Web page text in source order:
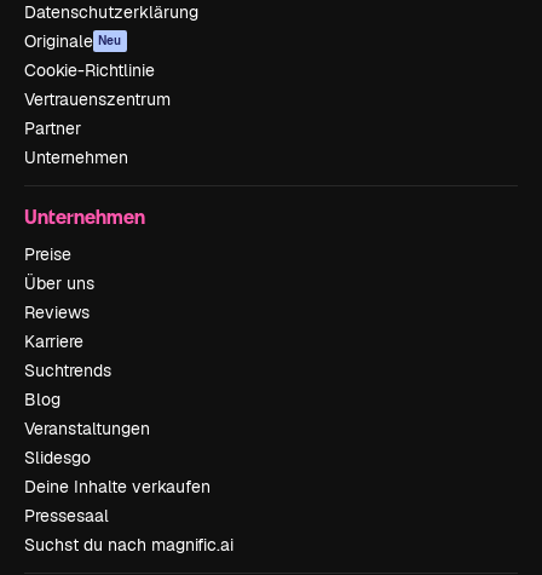
Datenschutzerklärung
Originale Neu
Cookie-Richtlinie
Vertrauenszentrum
Partner
Unternehmen
Unternehmen
Preise
Über uns
Reviews
Karriere
Suchtrends
Blog
Veranstaltungen
Slidesgo
Deine Inhalte verkaufen
Pressesaal
Suchst du nach magnific.ai